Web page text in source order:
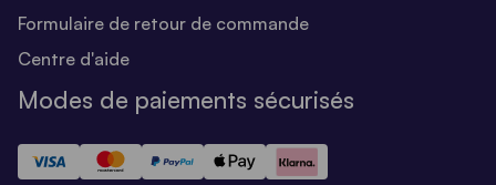
Formulaire de retour de commande
Centre d'aide
Modes de paiements sécurisés